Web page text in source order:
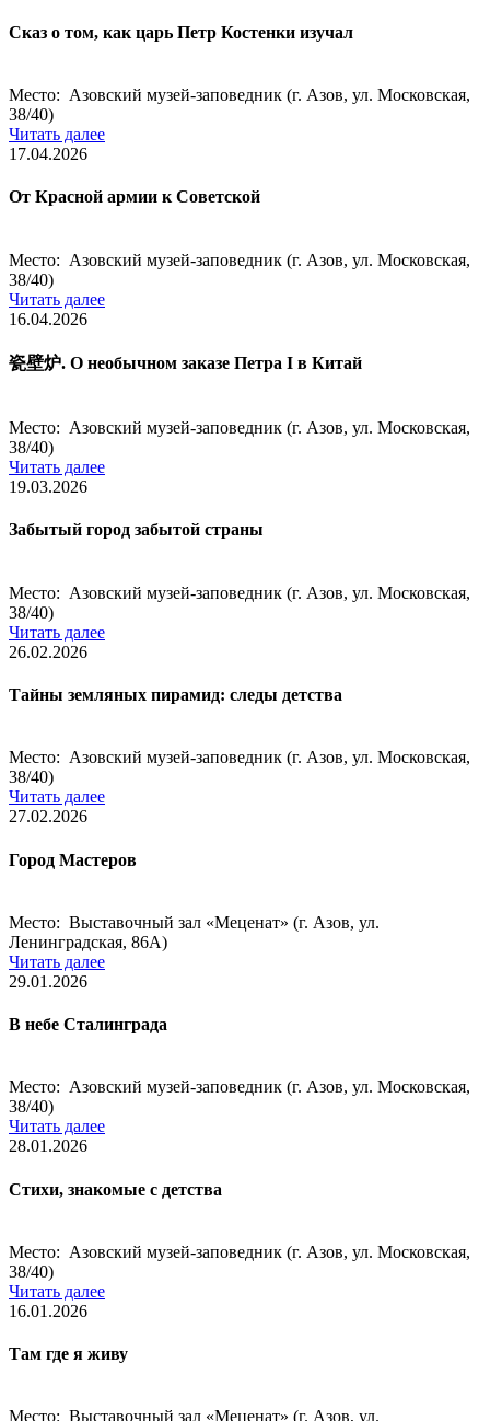
Сказ о том, как царь Петр Костенки изучал
Место: Азовский музей-заповедник (г. Азов, ул. Московская,
38/40)
Читать далее
17.04.2026
От Красной армии к Советской
Место: Азовский музей-заповедник (г. Азов, ул. Московская,
38/40)
Читать далее
16.04.2026
瓷壁炉. О необычном заказе Петра I в Китай
Место: Азовский музей-заповедник (г. Азов, ул. Московская,
38/40)
Читать далее
19.03.2026
Забытый город забытой страны
Место: Азовский музей-заповедник (г. Азов, ул. Московская,
38/40)
Читать далее
26.02.2026
Тайны земляных пирамид: следы детства
Место: Азовский музей-заповедник (г. Азов, ул. Московская,
38/40)
Читать далее
27.02.2026
Город Мастеров
Место: Выставочный зал «Меценат» (г. Азов, ул.
Ленинградская, 86А)
Читать далее
29.01.2026
В небе Сталинграда
Место: Азовский музей-заповедник (г. Азов, ул. Московская,
38/40)
Читать далее
28.01.2026
Стихи, знакомые с детства
Место: Азовский музей-заповедник (г. Азов, ул. Московская,
38/40)
Читать далее
16.01.2026
Там где я живу
Место: Выставочный зал «Меценат» (г. Азов, ул.